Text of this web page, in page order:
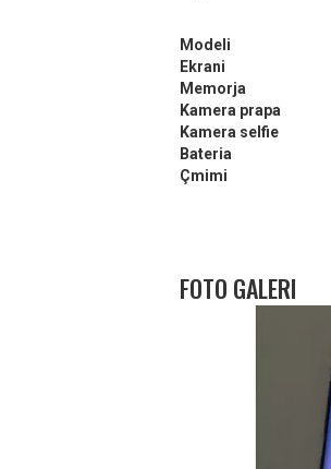
Modeli
Ekrani
Memorja
Kamera prapa
Kamera selfie
Bateria
Çmimi
FOTO GALERI